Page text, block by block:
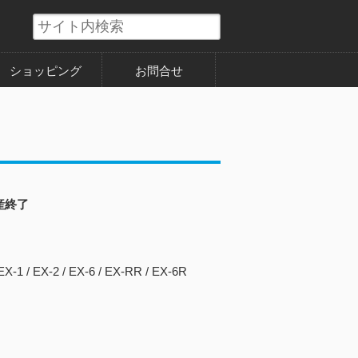
ショッピング お問合せ
終了
1 / EX-2 / EX-6 / EX-RR / EX-6R